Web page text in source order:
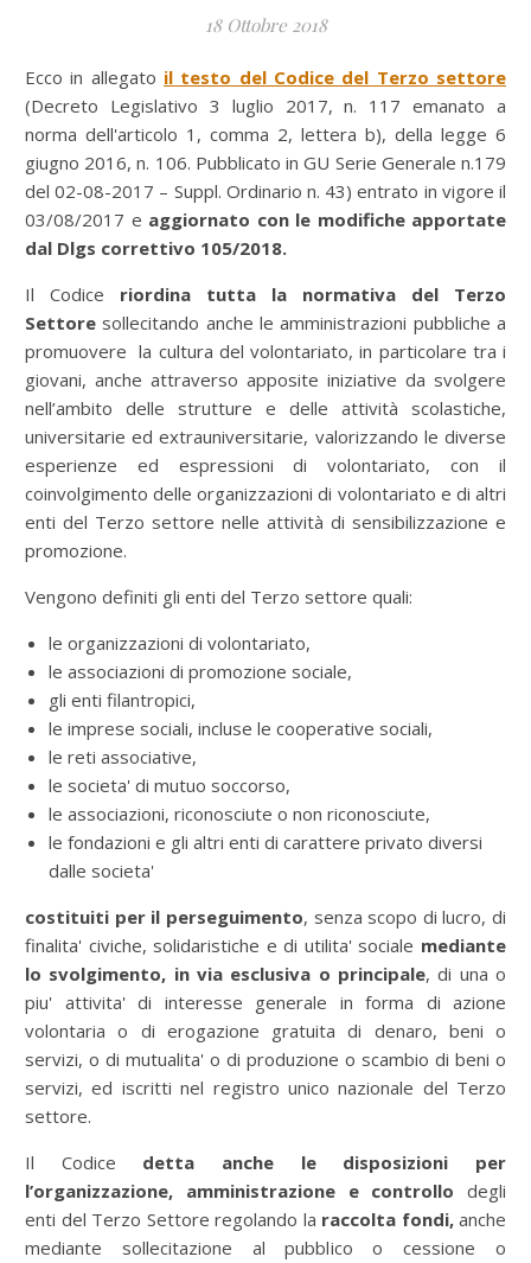
18 Ottobre 2018
Ecco in allegato il testo del Codice del Terzo settore
(Decreto Legislativo 3 luglio 2017, n. 117 emanato a
norma dell'articolo 1, comma 2, lettera b), della legge 6
giugno 2016, n. 106. Pubblicato in GU Serie Generale n.179
del 02-08-2017 – Suppl. Ordinario n. 43) entrato in vigore il
03/08/2017 e aggiornato con le modifiche apportate
dal Dlgs correttivo 105/2018.
Il Codice riordina tutta la normativa del Terzo
Settore sollecitando anche le amministrazioni pubbliche a
promuovere la cultura del volontariato, in particolare tra i
giovani, anche attraverso apposite iniziative da svolgere
nell’ambito delle strutture e delle attività scolastiche,
universitarie ed extrauniversitarie, valorizzando le diverse
esperienze ed espressioni di volontariato, con il
coinvolgimento delle organizzazioni di volontariato e di altri
enti del Terzo settore nelle attività di sensibilizzazione e
promozione.
Vengono definiti gli enti del Terzo settore quali:
le organizzazioni di volontariato,
le associazioni di promozione sociale,
gli enti filantropici,
le imprese sociali, incluse le cooperative sociali,
le reti associative,
le societa' di mutuo soccorso,
le associazioni, riconosciute o non riconosciute,
le fondazioni e gli altri enti di carattere privato diversi
dalle societa'
costituiti per il perseguimento, senza scopo di lucro, di
finalita' civiche, solidaristiche e di utilita' sociale mediante
lo svolgimento, in via esclusiva o principale, di una o
piu' attivita' di interesse generale in forma di azione
volontaria o di erogazione gratuita di denaro, beni o
servizi, o di mutualita' o di produzione o scambio di beni o
servizi, ed iscritti nel registro unico nazionale del Terzo
settore.
Il Codice detta anche le disposizioni per
l’organizzazione, amministrazione e controllo degli
enti del Terzo Settore regolando la raccolta fondi,anche
mediante sollecitazione al pubblico o cessione o